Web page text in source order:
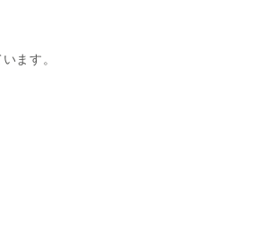
ます。